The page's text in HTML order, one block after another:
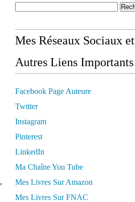
,
Mes Réseaux Sociaux et
Autres Liens Importants
Facebook Page Auteure
Twitter
Instagram
Pinterest
LinkedIn
Ma Chaîne You Tube
Mes Livres Sur Amazon
Mes Livres Sur FNAC